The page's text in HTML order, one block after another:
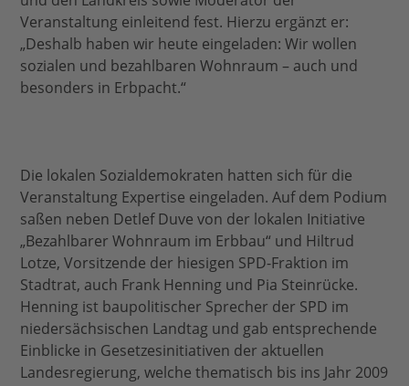
Veranstaltung einleitend fest. Hierzu ergänzt er:
„Deshalb haben wir heute eingeladen: Wir wollen
sozialen und bezahlbaren Wohnraum – auch und
besonders in Erbpacht.“
Die lokalen Sozialdemokraten hatten sich für die
Veranstaltung Expertise eingeladen. Auf dem Podium
saßen neben Detlef Duve von der lokalen Initiative
„Bezahlbarer Wohnraum im Erbbau“ und Hiltrud
Lotze, Vorsitzende der hiesigen SPD-Fraktion im
Stadtrat, auch Frank Henning und Pia Steinrücke.
Henning ist baupolitischer Sprecher der SPD im
niedersächsischen Landtag und gab entsprechende
Einblicke in Gesetzesinitiativen der aktuellen
Landesregierung, welche thematisch bis ins Jahr 2009